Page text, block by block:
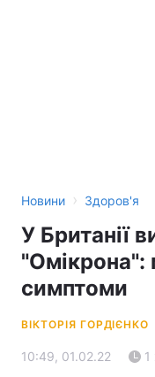
Новини › Здоров'я
У Британії
"Омікрона":
симптоми
ВІКТОРІЯ ГОРДІЄНКО
10:49, 01.02.22 1